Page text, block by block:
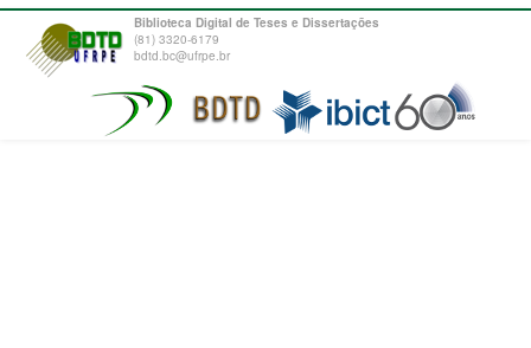
Biblioteca Digital de Teses e Dissertações
(81) 3320-6179
bdtd.bc@ufrpe.br